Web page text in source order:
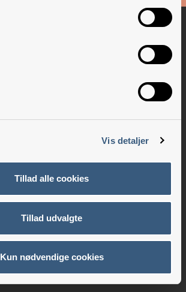
Vis detaljer
Tillad alle cookies
Tillad udvalgte
Kun nødvendige cookies